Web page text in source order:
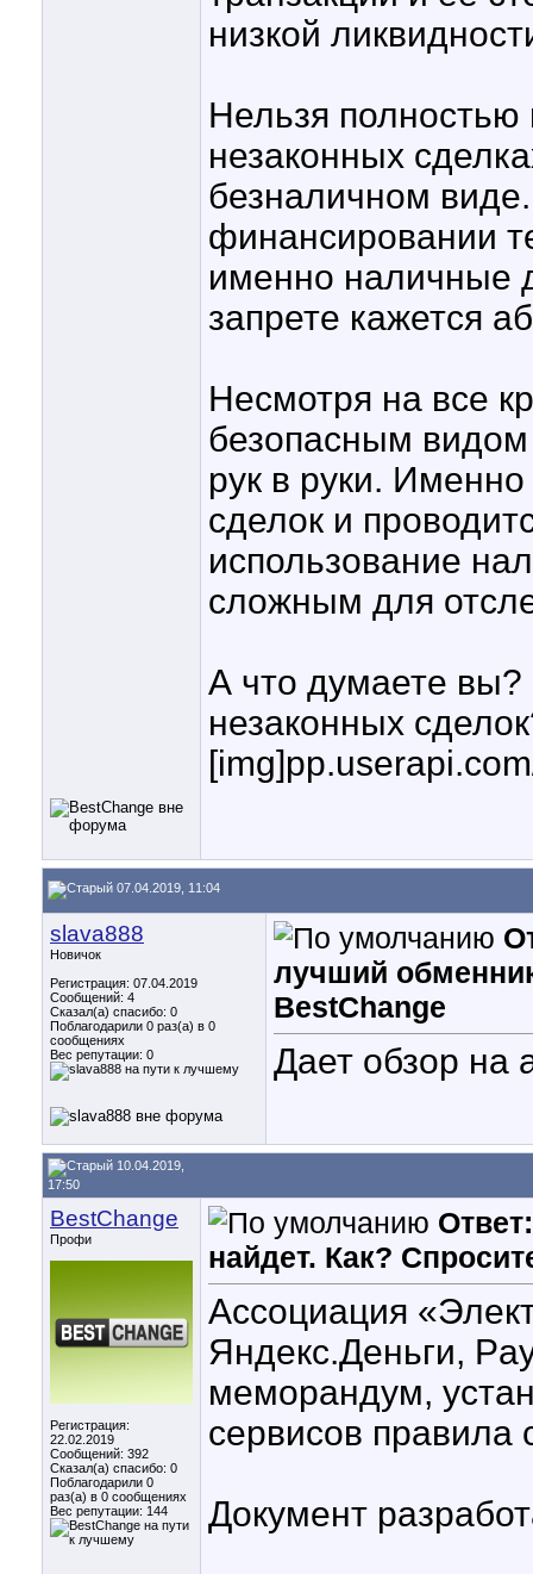
низкой
Нельзя полностью
незаконных
безналичном
финансировании
именно наличные
запрете кажется
Несмотря на все
безопасным видом
рук в руки.
сделок и
использование
сложным для
А что думаете вы?
незаконных
07.04.2019, 11:04
slava888
Новичок
Регистрация: 07.04.2019
Сообщений: 4
Сказал(а) спасибо: 0
Поблагодарили 0 раз(а) в 0
сообщениях
Вес репутации: 0
лучший
BestChange
Дает обзор на
10.04.2019,
17:50
BestChange
Профи
Регистрация:
22.02.2019
Сообщений: 392
Сказал(а) спасибо: 0
Поблагодарили 0
раз(а) в 0 сообщениях
Вес репутации: 144
найдет. Как?
Ассоциация
Яндекс.Деньги,
меморандум,
сервисов правила
Документ